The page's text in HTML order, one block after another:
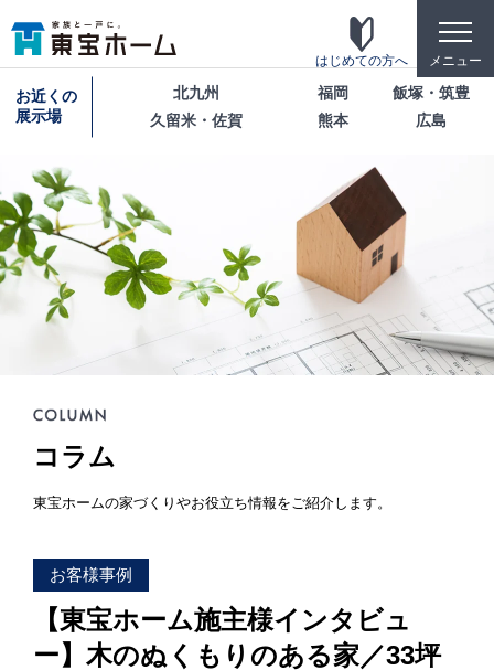
toggle
メニュー
はじめての方へ
東宝ホームの家づくり
家がお施主様にとって「満足して喜ばれている
家」になっている事を目指して・・・
家づくりのこだわり
東宝ホームが自信を持ってお伝えできる「高品
つのポイントを詳しく紹介します。
テクノロジー
「健康・安心・保証」の3つに分けてご説明いたし
ZEH
なぜ、ZEHをしなければならないのか？その理由
と当社のZEH住宅普及への取り組み
お近くの
展示場
北九州 福岡
飯塚・筑豊
久留米・佐賀
熊本 広島
コラム
東宝ホームの家づくりやお役立ち情報をご紹介します。
お客様事例
【東宝ホーム施主様インタビュ
ー】木のぬくもりのある家／33坪